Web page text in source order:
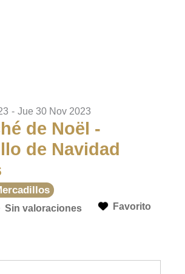
- Jue 30 Nov 2023
de Noël -
de Navidad
Sin valoraciones Favorito